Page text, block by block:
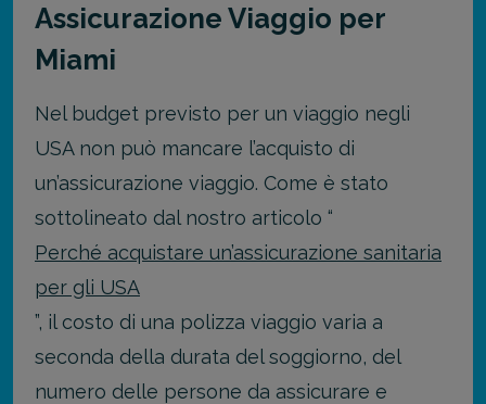
Assicurazione Viaggio per
Miami
Nel budget previsto per un viaggio negli
USA non può mancare l’acquisto di
un’assicurazione viaggio. Come è stato
sottolineato dal nostro articolo “
Perché acquistare un’assicurazione sanitaria
per gli USA
”, il costo di una polizza viaggio varia a
seconda della durata del soggiorno, del
numero delle persone da assicurare e